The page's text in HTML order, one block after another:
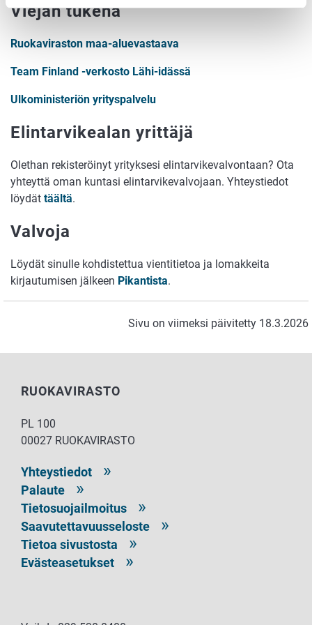
Viejän tukena
Ruokaviraston maa-aluevastaava
Team Finland -verkosto Lähi-idässä
Ulkoministeriön yrityspalvelu
Elintarvikealan yrittäjä
Olethan rekisteröinyt yrityksesi elintarvikevalvontaan? Ota
yhteyttä oman kuntasi elintarvikevalvojaan. Yhteystiedot
löydät täältä.
Valvoja
Löydät sinulle kohdistettua vientitietoa ja lomakkeita
kirjautumisen jälkeen Pikantista.
Sivu on viimeksi päivitetty 18.3.2026
RUOKAVIRASTO
PL 100
00027 RUOKAVIRASTO
Yhteystiedot
Palaute
Tietosuojailmoitus
Saavutettavuusseloste
Tietoa sivustosta
Evästeasetukset